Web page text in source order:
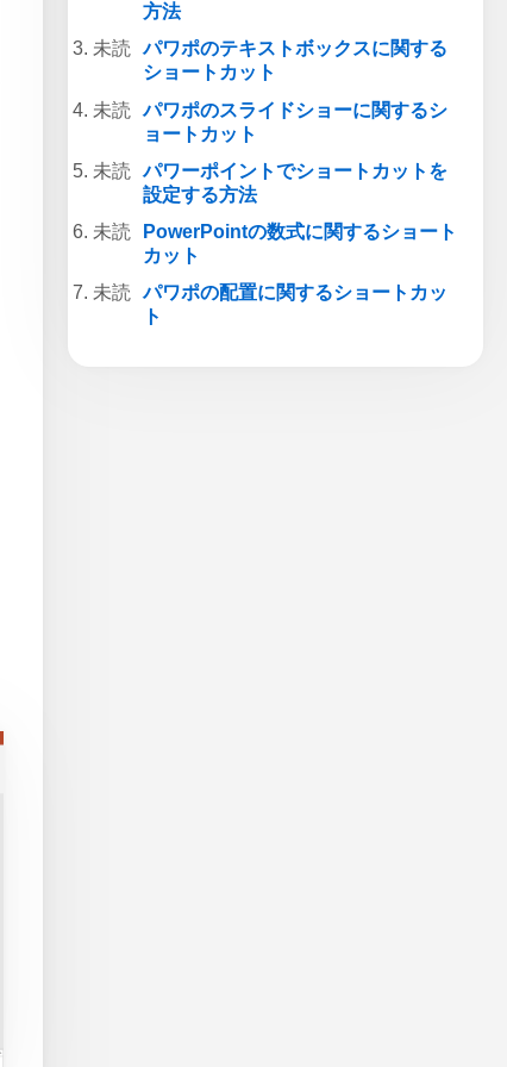
方法
パワポのテキストボックスに関する
ショートカット
パワポのスライドショーに関するシ
ョートカット
パワーポイントでショートカットを
設定する方法
PowerPointの数式に関するショート
カット
パワポの配置に関するショートカッ
ト